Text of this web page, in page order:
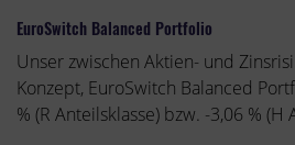
EuroSwitch Balanced Portfolio
Unser zwischen Aktien- und
Konzept, EuroSwitch Balanced
% (R Anteilsklasse) bzw. -3,06 % (H